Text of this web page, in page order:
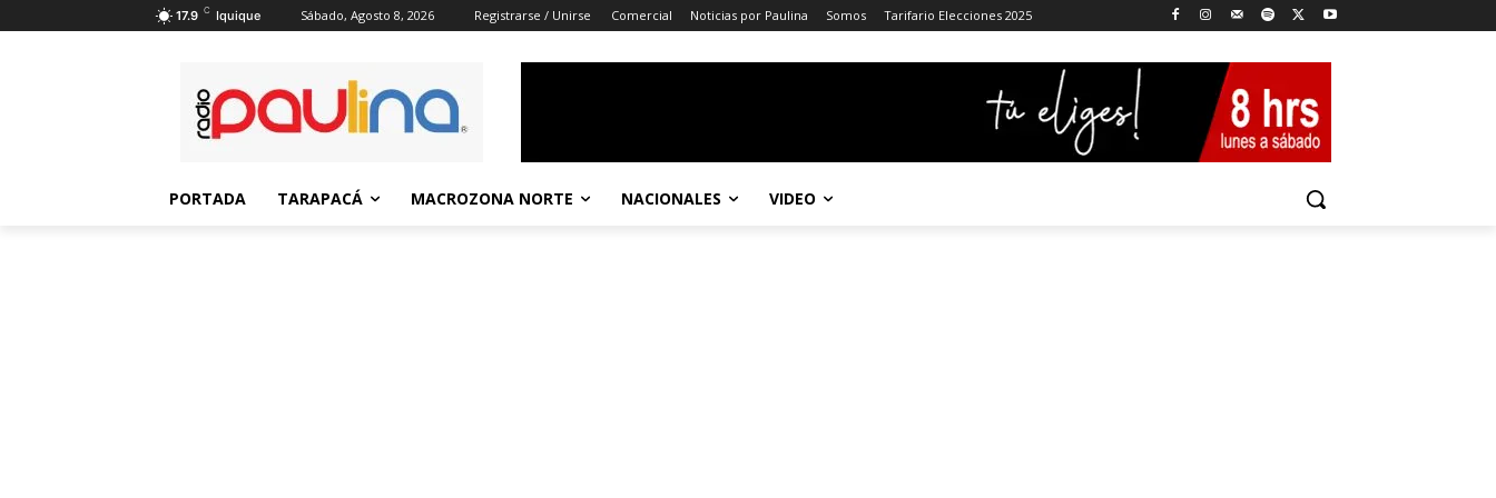
17.9 C Iquique Sábado, Agosto 8, 2026 Registrarse / Unirse Comercial Noticias por Paulina Somos Tarifario Elecciones 2025
PORTADA TARAPACÁ MACROZONA NORTE NACIONALES VIDEO